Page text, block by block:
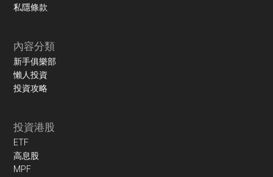
私隱條款
內容分類
新手俱樂部
懶人投資
投資攻略
投資港股
ETF
高息股
MPF